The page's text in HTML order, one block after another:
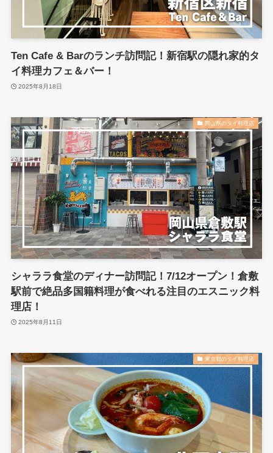
Ten Cafe & Barのランチ訪問記！新宿駅の隠れ家的タ
イ料理カフェ＆バー！
2025年8月18日
岡山県のタイ料理店
シャララ食堂のディナー訪問記！7/12オープン！倉敷
駅前で絶品多国籍料理が食べれる注目のエスニック料
理店！
2025年8月11日
東京都のタイ料理店